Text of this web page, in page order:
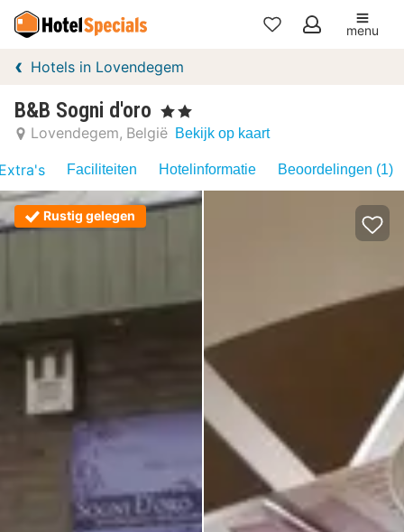
Mijn
menu
Hotels in Lovendegem
B&B Sogni d'oro , 2 Sterren
Lovendegem België Bekijk op kaart
Faciliteiten Hotelinformatie Beoordelingen (1)
Rustig gelegen